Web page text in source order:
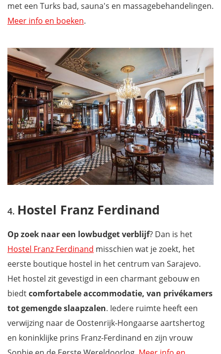
met een Turks bad, sauna's en massagebehandelingen.
Meer info en boeken.
Hostel Franz Ferdinand
Op zoek naar een lowbudget verblijf? Dan is het
Hostel Franz Ferdinand misschien wat je zoekt, het
eerste boutique hostel in het centrum van Sarajevo.
Het hostel zit gevestigd in een charmant gebouw en
biedtcomfortabele accommodatie, van privékamers
tot gemengde slaapzalen. Iedere ruimte heeft een
verwijzing naar de Oostenrijk-Hongaarse aartshertog
en koninklijke prins Franz-Ferdinand en zijn vrouw